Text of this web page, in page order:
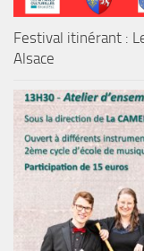
Festival itinérant :
Alsace